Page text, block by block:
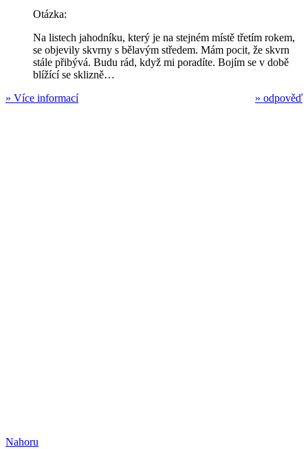
Otázka:
Na listech jahodníku, který je na stejném místě třetím rokem,
se objevily skvrny s bělavým středem. Mám pocit, že skvrn
stále přibývá. Budu rád, když mi poradíte. Bojím se v době
blížící se sklizně…
» odpověď
» Více informací
Nahoru